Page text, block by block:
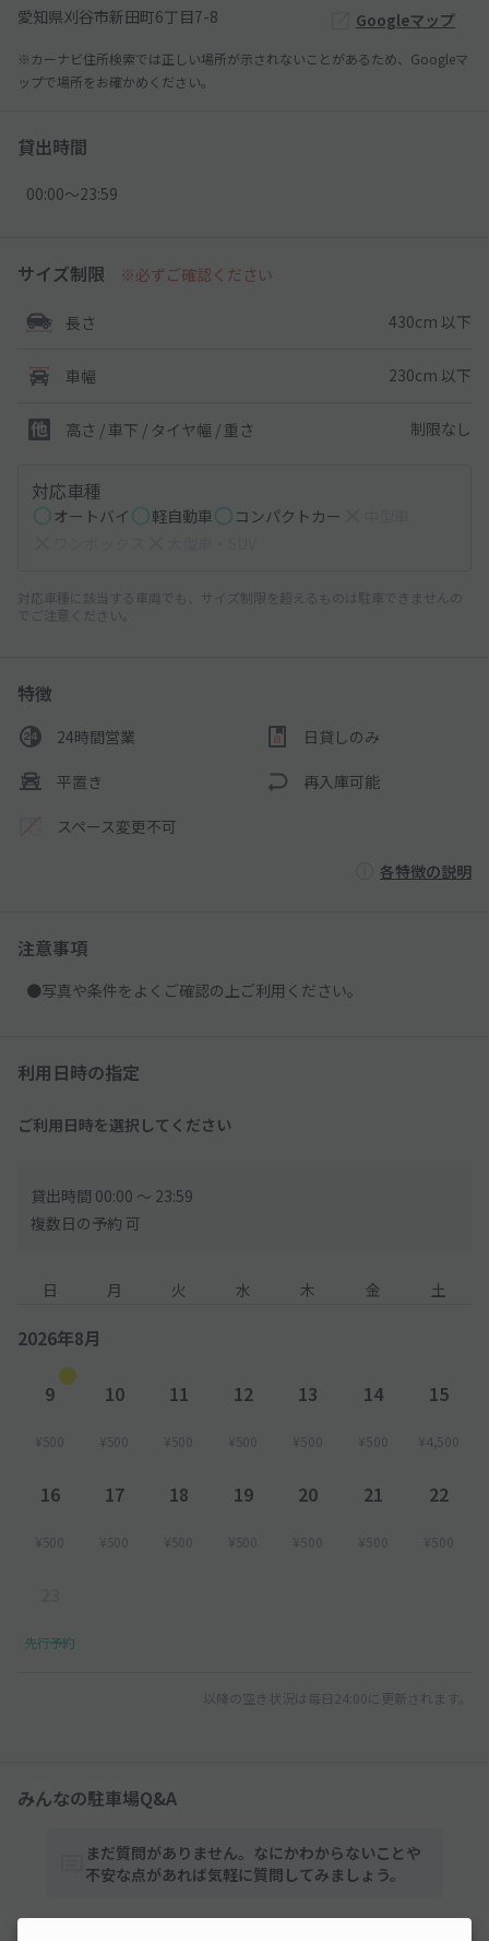
愛知県刈谷市新田町6丁目7-8 Googleマップ
※カーナビ住所検索では正しい場所が示されないことがあるため、Googleマ
ップで場所をお確かめください。
貸出時間
00:00〜23:59
サイズ制限 ※必ずご確認ください
長さ 430cm 以下
車幅 230cm 以下
高さ / 車下 / タイヤ幅 / 重さ 制限なし
対応車種
オートバイ 軽自動車 コンパクトカー
対応車種に該当する車両でも、サイズ制限を超えるものは駐車できませんの
でご注意ください。
特徴
24時間営業 日貸しのみ
平置き 再入庫可能
スペース変更不可
各特徴の説明
注意事項
●写真や条件をよくご確認の上ご利用ください。
利用日時の指定
ご利用日時を選択してください
貸出時間 00:00 〜 23:59
複数日の予約 可
日 月 火 水 木 金 土
2026年8月
9
¥500
10
¥500
11
¥500
12
¥500
13
¥500
14
¥500
15
¥4,500
16
¥500
17
¥500
18
¥500
19
¥500
20
¥500
21
¥500
22
¥500
先行予約
以降の空き状況は毎日24:00に更新されます。
みんなの駐車場Q&A
まだ質問がありません。なにかわからないことや
不安な点があれば気軽に質問してみましょう。